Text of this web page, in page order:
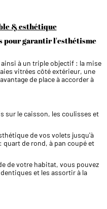
& esthétique
pour garantir l'esthétisme
à un triple objectif : la mise
vitrées côté extérieur, une
de place à accorder à
sur le caisson, les coulisses et
de vos volets jusqu'à
de rond, à pan coupé et
de votre habitat, vous pouvez
et les assortir à la